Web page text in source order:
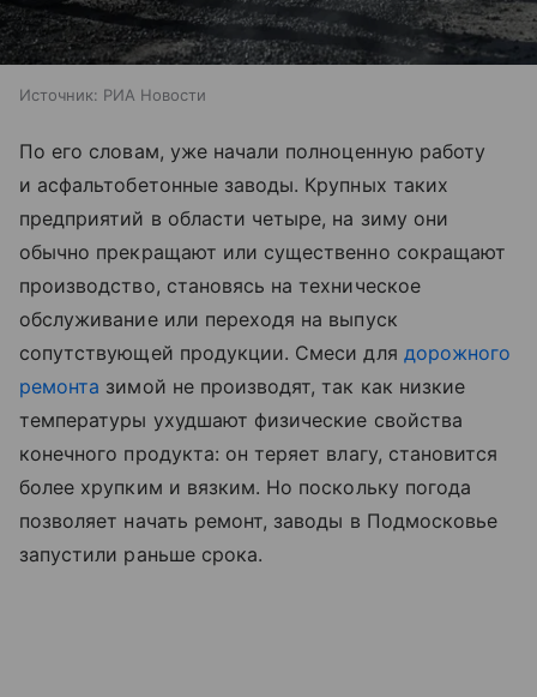
Источник: РИА Новости
По его словам, уже начали полноценную работу
и асфальтобетонные заводы. Крупных таких
предприятий в области четыре, на зиму они
обычно прекращают или существенно сокращают
производство, становясь на техническое
обслуживание или переходя на выпуск
сопутствующей продукции. Смеси для дорожного
ремонта зимой не производят, так как низкие
температуры ухудшают физические свойства
конечного продукта: он теряет влагу, становится
более хрупким и вязким. Но поскольку погода
позволяет начать ремонт, заводы в Подмосковье
запустили раньше срока.